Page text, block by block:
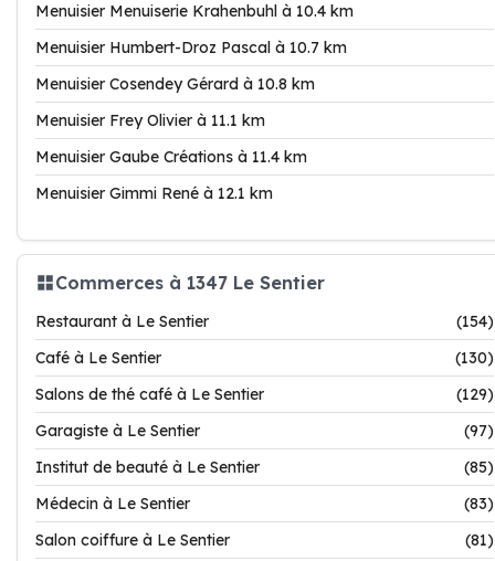
Menuisier Menuiserie Krahenbuhl à 10.4 km
Menuisier Humbert-Droz Pascal à 10.7 km
Menuisier Cosendey Gérard à 10.8 km
Menuisier Frey Olivier à 11.1 km
Menuisier Gaube Créations à 11.4 km
Menuisier Gimmi René à 12.1 km
Commerces à 1347 Le Sentier
Restaurant à Le Sentier
(154)
Café à Le Sentier
(130)
Salons de thé café à Le Sentier
(129)
Garagiste à Le Sentier
(97)
Institut de beauté à Le Sentier
(85)
Médecin à Le Sentier
(83)
Salon coiffure à Le Sentier
(81)